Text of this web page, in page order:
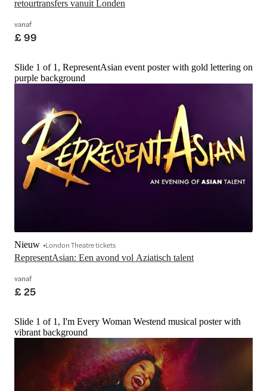
retourtransfers vanuit Londen
vanaf
£ 99
Slide 1 of 1, RepresentAsian event poster with gold lettering on
purple background
RepresentAsian: Een avond vol Aziatisch talent
Nieuw London Theatre tickets
vanaf
£ 25
Slide 1 of 1, I'm Every Woman Westend musical poster with
vibrant background